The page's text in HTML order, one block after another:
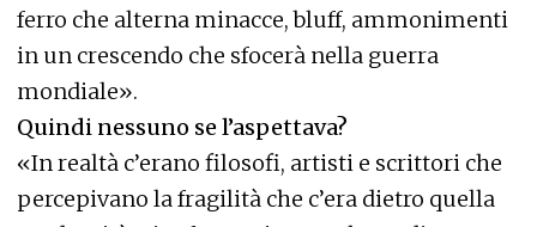
ferro che alterna minacce, bluff, ammonimenti
in un crescendo che sfocerà nella guerra
mondiale».
Quindi nessuno se l’aspettava?
«In realtà c’erano filosofi, artisti e scrittori che
percepivano la fragilità che c’era dietro quella